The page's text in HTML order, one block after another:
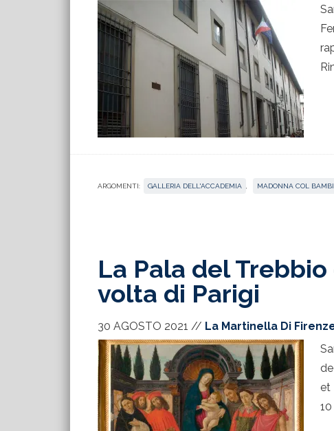
ARGOMENTI: GALLERIA DELL'ACCADEMIA MADONNA COL
La Pala del
volta di Parigi
30 AGOSTO 2021 // La Martinella Di
et